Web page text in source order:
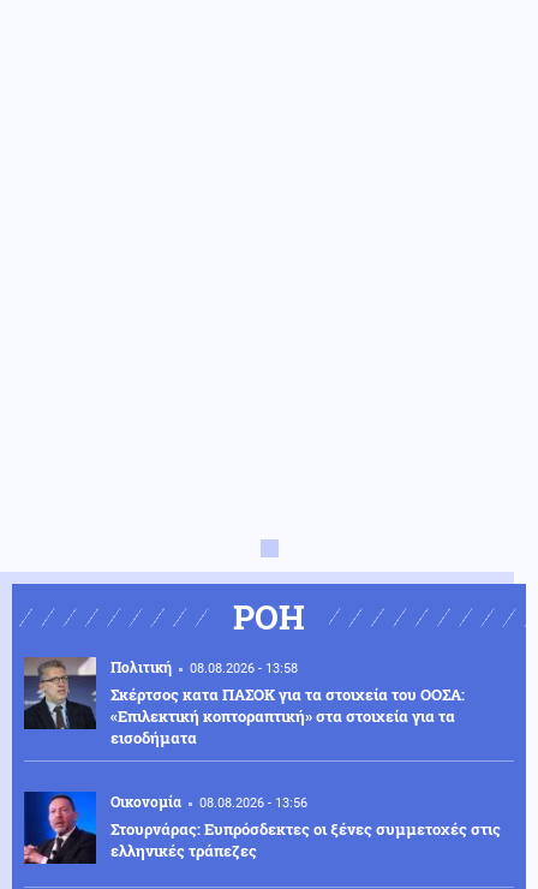
ΡΟΗ
Πολιτική 08.08.2026 - 13:58
Σκέρτσος κατα ΠΑΣΟΚ για τα στοιχεία του ΟΟΣΑ:
«Επιλεκτική κοπτοραπτική» στα στοιχεία για τα
εισοδήματα
Οικονομία 08.08.2026 - 13:56
Στουρνάρας: Ευπρόσδεκτες οι ξένες συμμετοχές στις
ελληνικές τράπεζες